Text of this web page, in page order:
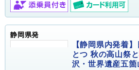
静岡県発
【静岡県内発着
とつ 秋の高山祭
沢・世界遺産五箇